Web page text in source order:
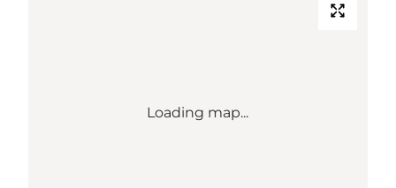
Loading map...